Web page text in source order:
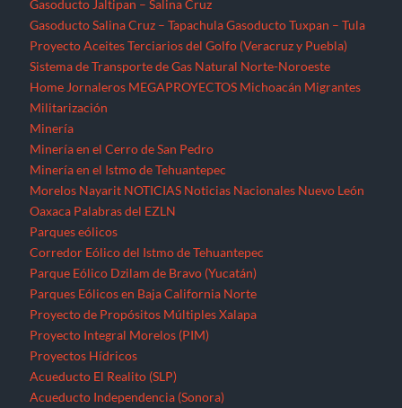
Gasoducto Jaltipan – Salina Cruz
Gasoducto Salina Cruz – Tapachula Gasoducto Tuxpan – Tula
Proyecto Aceites Terciarios del Golfo (Veracruz y Puebla)
Sistema de Transporte de Gas Natural Norte-Noroeste
Home Jornaleros MEGAPROYECTOS Michoacán Migrantes
Militarización
Minería
Minería en el Cerro de San Pedro
Minería en el Istmo de Tehuantepec
Morelos Nayarit NOTICIAS Noticias Nacionales Nuevo León
Oaxaca Palabras del EZLN
Parques eólicos
Corredor Eólico del Istmo de Tehuantepec
Parque Eólico Dzilam de Bravo (Yucatán)
Parques Eólicos en Baja California Norte
Proyecto de Propósitos Múltiples Xalapa
Proyecto Integral Morelos (PIM)
Proyectos Hídricos
Acueducto El Realito (SLP)
Acueducto Independencia (Sonora)